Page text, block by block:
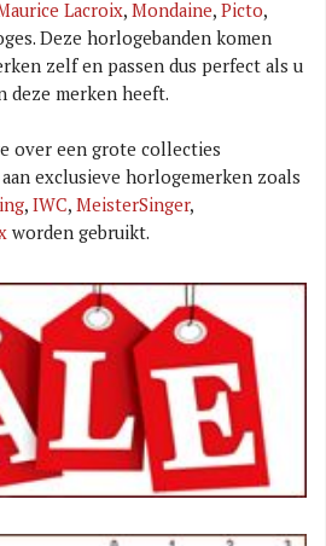
Lacroix, Mondaine, Picto,
Deze horlogebanden komen
zelf en passen dus perfect als u
deze merken heeft.
over een grote collecties
exclusieve horlogemerken zoals
, IWC, MeisterSinger,
worden gebruikt.